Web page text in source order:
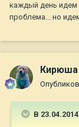
каждый день идем
проблема... но
Кирюша
В